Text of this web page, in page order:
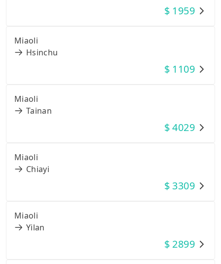
$ 1959
Miaoli
Hsinchu
$ 1109
Miaoli
Tainan
$ 4029
Miaoli
Chiayi
$ 3309
Miaoli
Yilan
$ 2899